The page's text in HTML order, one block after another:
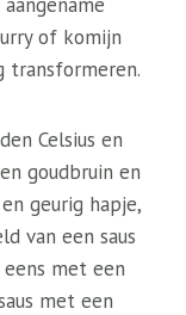
of komijn
transformeren.
Celsius en
goudbruin en
geurig hapje,
van een saus
eens met een
met een